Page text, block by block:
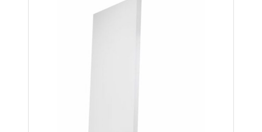
moramo upoštevati navodila za vgradnjo